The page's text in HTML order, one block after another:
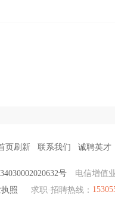
页刷新 联系我们 诚聘英才
号 电信增值
照
求职·招聘热线：